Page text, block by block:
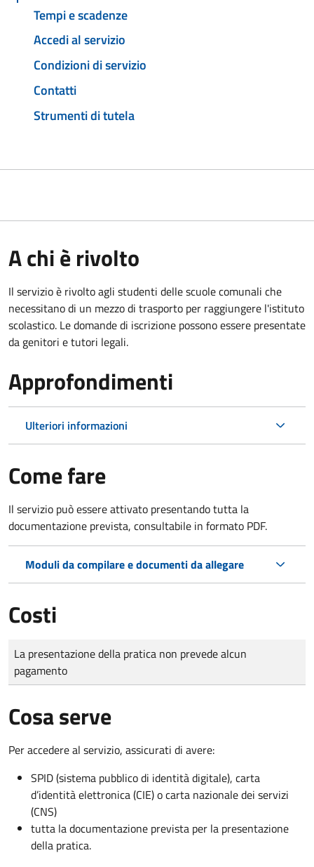
Tempi e scadenze
Accedi al servizio
Condizioni di servizio
Contatti
Strumenti di tutela
A chi è rivolto
Il servizio è rivolto agli studenti delle scuole comunali che
necessitano di un mezzo di trasporto per raggiungere l'istituto
scolastico. Le domande di iscrizione possono essere presentate
da genitori e tutori legali.
Approfondimenti
Ulteriori informazioni
Come fare
Il servizio può essere attivato presentando tutta la
documentazione prevista, consultabile in formato PDF.
Moduli da compilare e documenti da allegare
Costi
Tipo di pagamento
Importo
La presentazione della pratica non prevede alcun
pagamento
Cosa serve
Per accedere al servizio, assicurati di avere:
SPID (sistema pubblico di identità digitale), carta
d’identità elettronica (CIE) o carta nazionale dei servizi
(CNS)
tutta la documentazione prevista per la presentazione
della pratica.